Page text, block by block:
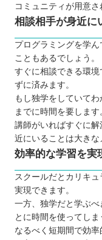
コミュニティが用意さ
相談相手が身近に
プログラミングを学
こともあるでしょう。
すぐに相談できる環
ずに済みます。
もし独学をしていて
までに時間を要します
講師がいればすぐに
近にいることは大きな
効率的な学習を実
スクールだとカリキ
実現できます。
一方、独学だと学ぶ
とに時間を使ってしま
なるべく短期間で効